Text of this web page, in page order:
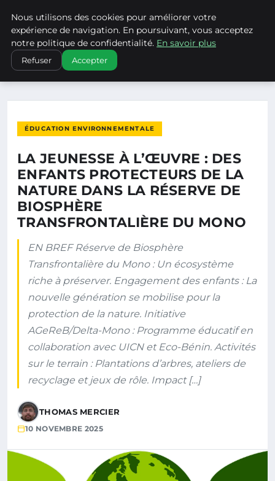
CLIMATECHANGENEBRASKA
ACCUEIL
ÉDUCATION ENVIRONNEMENTALE
LA JEUNESSE À L’ŒUVRE : DES ENFANTS PROTECTEURS DE LA…
ÉDUCATION ENVIRONNEMENTALE
LA JEUNESSE À L’ŒUVRE : DES
ENFANTS PROTECTEURS DE LA
NATURE DANS LA RÉSERVE DE
BIOSPHÈRE
TRANSFRONTALIÈRE DU MONO
EN BREF Réserve de Biosphère
Transfrontalière du Mono : Un écosystème
riche à préserver. Engagement des enfants : La
nouvelle génération se mobilise pour la
protection de la nature. Initiative
AGeReB/Delta-Mono : Programme éducatif en
collaboration avec UICN et Eco-Bénin. Activités
sur le terrain : Plantations d’arbres, ateliers de
recyclage et jeux de rôle. Impact […]
THOMAS MERCIER
10 NOVEMBRE 2025
Nous utilisons des cookies pour améliorer votre
expérience de navigation. En poursuivant, vous acceptez
notre politique de confidentialité. En savoir plus
Refuser Accepter